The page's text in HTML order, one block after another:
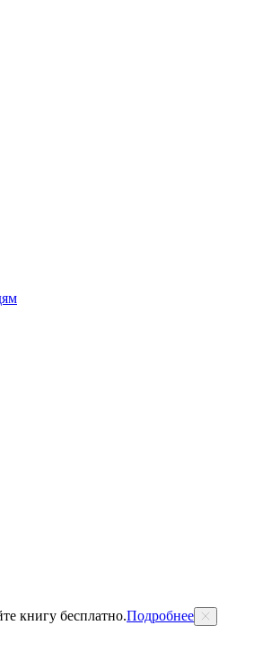
книгу бесплатно.Подробнее